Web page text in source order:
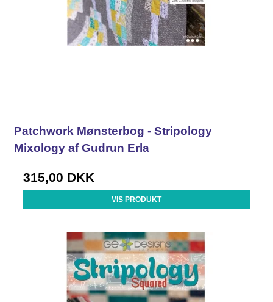
Patchwork Mønsterbog - Stripology
Mixology af Gudrun Erla
315,00 DKK
VIS PRODUKT